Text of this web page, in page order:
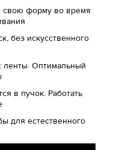
свою форму во время
без искусственного
ленты. Оптимальный
в пучок. Работать
для естественного